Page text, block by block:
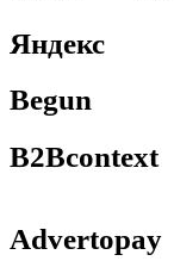
Яндекс
Begun
B2Bcontext
Advertopay